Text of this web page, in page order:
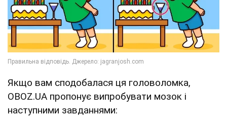
Якщо вам сподобалася ця головоломка,
OBOZ.UA пропонує випробувати мозок і
наступними завданнями: